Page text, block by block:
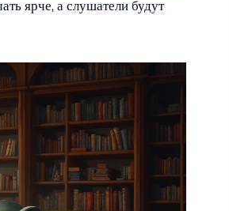
ярче, а слушатели будут